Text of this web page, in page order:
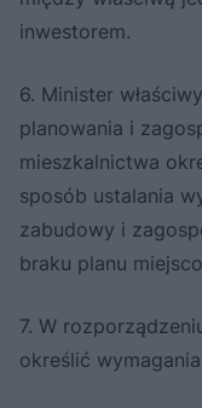
inwestorem.
6. Minister
planowania i
mieszkalnictwa
sposób ustalania
zabudowy i
braku planu
7. W
określić